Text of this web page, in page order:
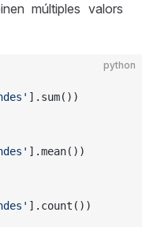
múltiples valors
python
].sum())
].mean())
].count())